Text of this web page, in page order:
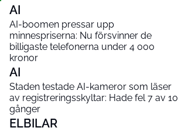
AI
AI-boomen pressar upp
minnespriserna: Nu försvinner de
billigaste telefonerna under 4 000
kronor
AI
Staden testade AI-kameror som läser
av registreringsskyltar: Hade fel 7 av 10
gånger
ELBILAR